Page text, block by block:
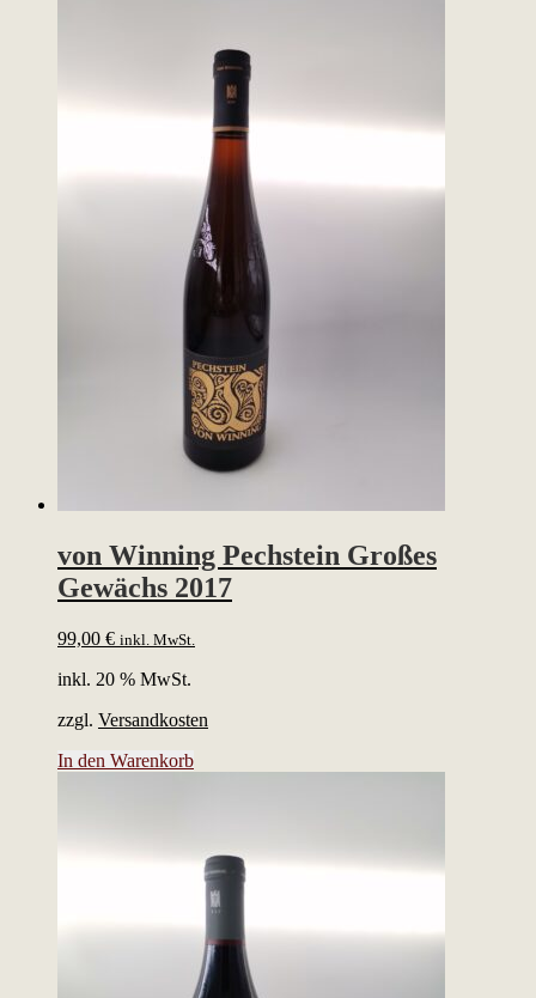
von Winning Pechstein Großes
Gewächs 2017
99,00 € inkl. MwSt.
inkl. 20 % MwSt.
zzgl. Versandkosten
In den Warenkorb